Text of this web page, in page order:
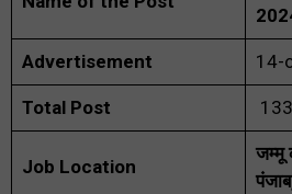
Advertisement 14-
Total Post
Job Location
जम्मू